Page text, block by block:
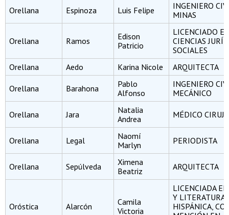
Orellana Espinoza Luis Felipe
INGENIERO
MINAS
Orellana Ramos
Edison
Patricio
LICENCIADO
CIENCIAS
SOCIALES
Orellana
Aedo Karina Nicole ARQUITECTA
Orellana Barahona
Pablo
Alfonso
INGENIERO
MECÁNICO
Orellana Jara
Natalia
Andrea
MÉDICO
Orellana Legal
Naomí
Marlyn
PERIODISTA
Orellana Sepúlveda
Ximena
Beatriz
ARQUITECTA
Oróstica Alarcón
Camila
Victoria
LICENCIADA
Y LITERATURA
HISPÁNICA,